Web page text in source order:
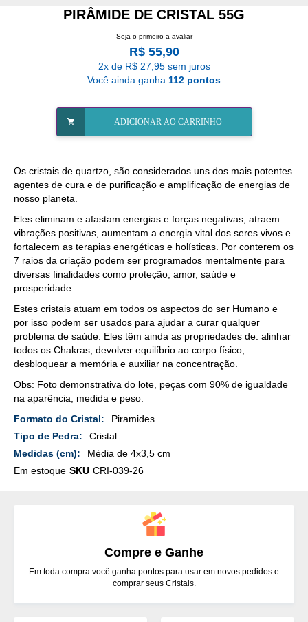
PIRÂMIDE DE CRISTAL 55G
Seja o primeiro a avaliar
R$ 55,90
2x de R$ 27,95 sem juros
Você ainda ganha 112 pontos
ADICIONAR AO CARRINHO
Os cristais de quartzo, são considerados uns dos mais potentes
agentes de cura e de purificação e amplificação de energias de
nosso planeta.
Eles eliminam e afastam energias e forças negativas, atraem
vibrações positivas, aumentam a energia vital dos seres vivos e
fortalecem as terapias energéticas e holísticas. Por conterem os
7 raios da criação podem ser programados mentalmente para
diversas finalidades como proteção, amor, saúde e
prosperidade.
Estes cristais atuam em todos os aspectos do ser Humano e
por isso podem ser usados para ajudar a curar qualquer
problema de saúde. Eles têm ainda as propriedades de: alinhar
todos os Chakras, devolver equilíbrio ao corpo físico,
desbloquear a memória e auxiliar na concentração.
Obs: Foto demonstrativa do lote, peças com 90% de igualdade
na aparência, medida e peso.
Mais
Detalhes
Piramides
Cristal
Média de 4x3,5 cm
Em estoque SKU CRI-039-26
Compre e Ganhe
Em toda compra você ganha pontos para usar em novos pedidos e
comprar seus Cristais.